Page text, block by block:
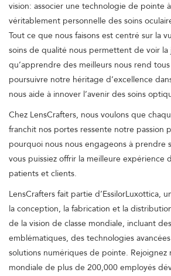
vision: associer une technologie de pointe
véritablement personnelle des soins
Tout ce que nous faisons est centré sur la
soins de qualité nous permettent de voir la
qu’apprendre des meilleurs nous rend
poursuivre notre héritage d’excellence
nous aide à innover l’avenir des soins
Chez LensCrafters, nous voulons que
franchit nos portes ressente notre passion
pourquoi nous nous engageons à prendre
vous puissiez offrir la meilleure expérience
patients et clients.
LensCrafters fait partie d’EssilorLuxottica,
la conception, la fabrication et la
de la vision de classe mondiale, incluant
emblématiques, des technologies
solutions numériques de pointe. Rejoignez
mondiale de plus de 200,000 employés